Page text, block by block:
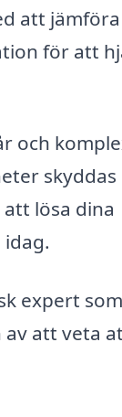
att jämföra
för att
och
skyddas
lösa dina
expert
att veta